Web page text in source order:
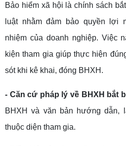
Bảo hiểm xã hội là chính sách
luật nhằm đảm bảo quyền lợi
nhiệm của doanh nghiệp. Việc
kiện tham gia giúp thực hiện
sót khi kê khai, đóng BHXH.
- Căn cứ pháp lý về BHXH bắt
BHXH và văn bản hướng dẫn,
thuộc diện tham gia.